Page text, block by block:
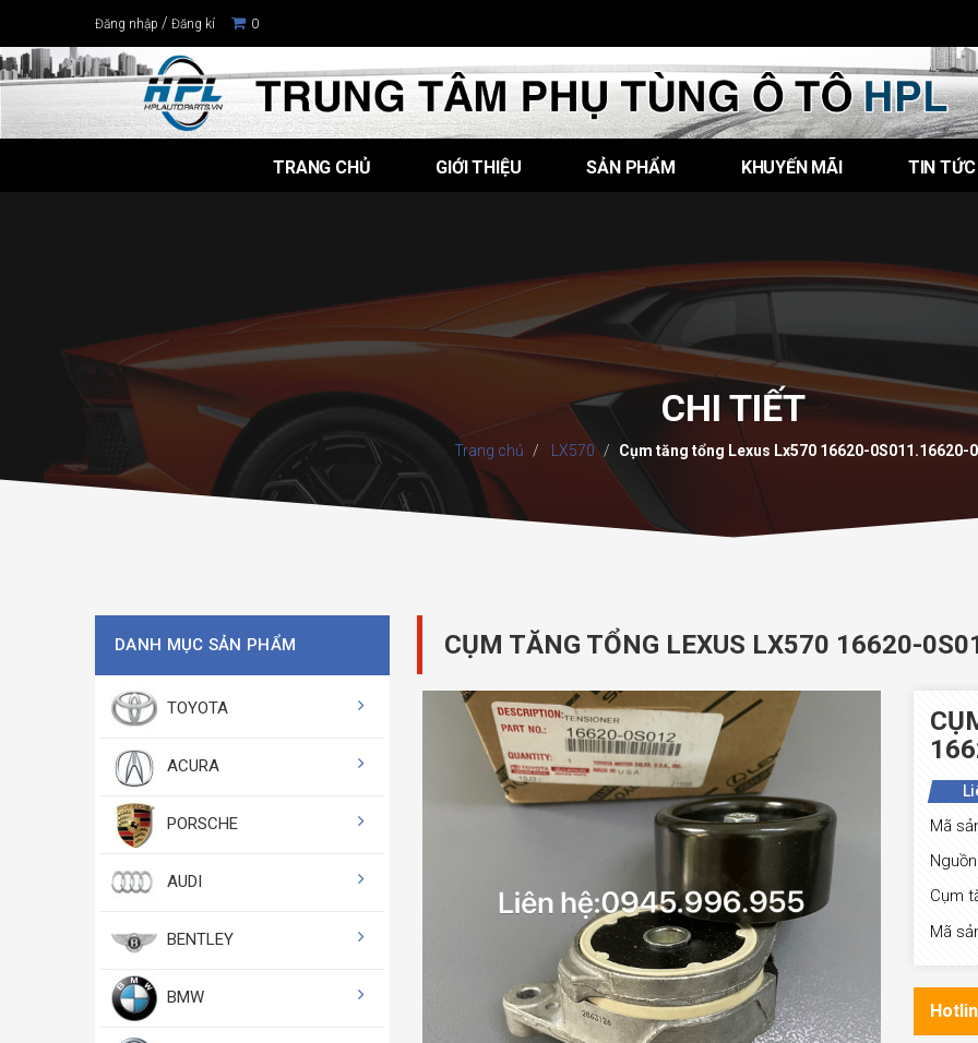
Đăng nhập / Đăng kí 0
TRANG CHỦ GIỚI THIỆU SẢN PHẨM KHUYẾN MÃI TIN TỨC
CHI TIẾT
Trang chủ LX570 Cụm tăng tổng Lexus Lx570 16620-0S011.16620-
CỤM TĂNG TỔNG LEXUS LX570 16620-
Mã
Cụm
Mã
DANH MỤC SẢN PHẨM
TOYOTA
ACURA
PORSCHE
AUDI
BENTLEY
BMW